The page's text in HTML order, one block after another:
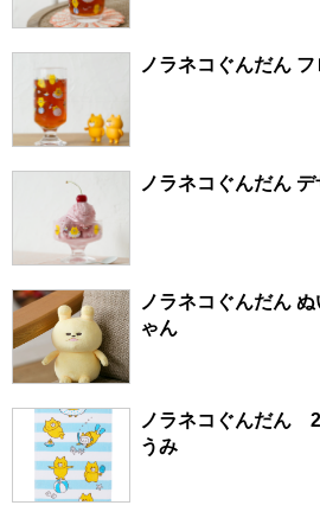
ノ
ノ
ノラネコぐんだん
ゃん
ノラネコぐんだん
うみ